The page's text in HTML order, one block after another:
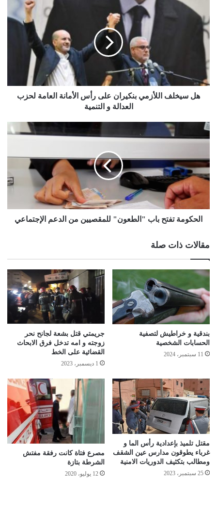
هل سيخلف اللأزمي بنكيران على رأس الأمانة العامة لحزب
العدالة و التنمية
الحكومة تفتح باب "الطعون" للمقصيين من الدعم الإجتماعي
مقالات ذات صلة
بندقية و خراطيش لتصفية
الحسابات الشخصية
11 سبتمبر، 2024
جريمتي قتل بشعة لجانح نحر
زوجته و امه تدخل فرق الابحاث
القضائية على الخط
1 ديسمبر، 2023
مقتل تلميذ بإعدادية رأس الما و
غرباء يطوقون مدارس عين الشقف
ومطالب بتكثيف الدوريات الامنية
25 سبتمبر، 2023
مصرع فتاة كانت رفقة مفتش
الشرطة بتازة
12 يوليو، 2020